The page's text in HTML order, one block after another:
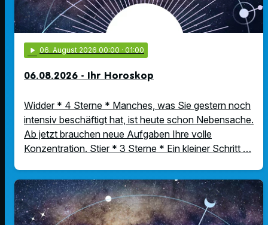
play_arrow 06. August 2026 00:00 · 01:00
06.08.2026 - Ihr Horoskop
Widder * 4 Sterne * Manches, was Sie gestern noch
intensiv beschäftigt hat, ist heute schon Nebensache.
Ab jetzt brauchen neue Aufgaben Ihre volle
Konzentration. Stier * 3 Sterne * Ein kleiner Schritt …